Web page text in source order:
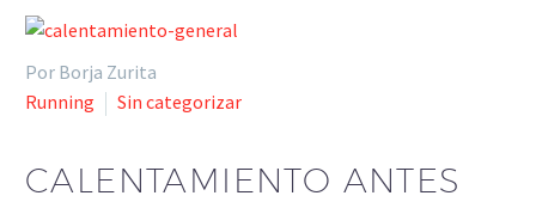
Por Borja Zurita
Running
Sin categorizar
CALENTAMIENTO ANTES